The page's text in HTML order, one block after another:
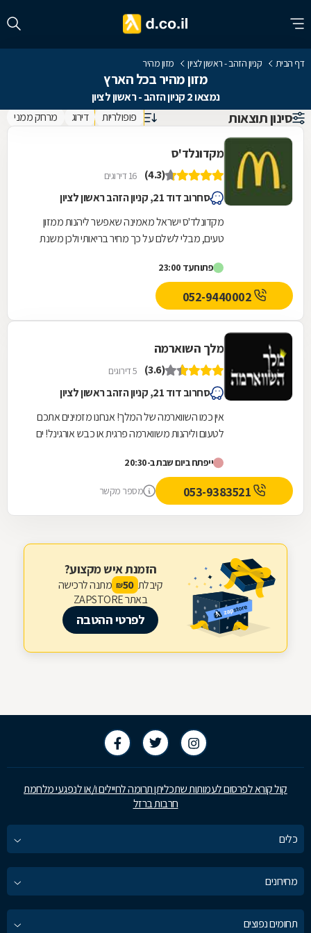
דף הבית קניון הזהב - ראשון לציון מזון מהיר
מזון מהיר בכל הארץ
נמצאו 2 קניון הזהב - ראשון לציון
סינון תוצאות פופולריות דירוג מרחק ממני
מקדונלד'ס
(4.3) 16 דירוגים
סחרוב דוד 21, קניון הזהב ראשון לציון
מקדונלד'ס ישראל מאמינה שאפשר ליהנות ממזון
טעים, מבלי לשלם על כך מחיר בריאותי ולכן משנת
מהפכת הבריאות...
פתוחעד 23:00
מלך השוארמה
(3.6) 5 דירוגים
סחרוב דוד 21, קניון הזהב ראשון לציון
אין כמו השווארמה של המלך! אנחנו מזמינים אתכם
לטעום וליהנות משווארמה פרגית או כבש אורגינל! ים
ייפתח ביום שבת ב-20:30
מספר מקשר
הזמנת איש מקצוע?
קיבלת 50
₪ מתנה לרכישה
באתר ZAPSTORE
לפרטי ההטבה
קול קורא לפרסום לעמותות שתכליתן תרומה לחיילים ו/או לנפגעי מלחמת
חרבות ברזל
כלים
מחירונים
תחומים נפוצים